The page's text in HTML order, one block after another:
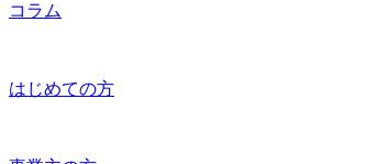
コラム
はじめての方